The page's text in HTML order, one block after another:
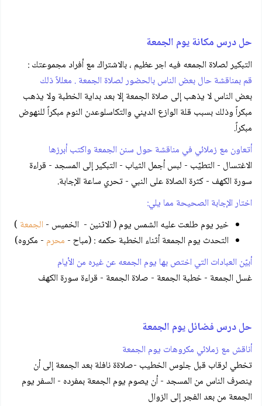
حل درس مكانة يوم الجمعة
التبكير لصلاة الجمعه فيه اجر عظيم ، بالاشتراك مع أفراد مجموعتك :
قم بمناقشة حال بعض الناس بالحضور لصلاة الجمعة . معللاً ذلك
بعض الناس لا يذهب إلى صلاة الجمعة إلا بعد بداية الخطبة ولا يذهب
مبكراً وذلك بسبب قلة الوازع الديني والتكاسلوعدن النوم مبكراً للنهوض
مبكراً.
أتعاون مع زملائي في مناقشة حول سنن الجمعة واكتب أبرزها
الاغتسال - التطيّب - لبس أجمل الثياب - التبكير إلى المسجد - قراءة
سورة الكهف - كثرة الصلاة على النبي - تحري ساعة الإجابة.
اختار الإجابة الصحيحة مما يلي:
خير يوم طلعت عليه الشمس يوم ( الاثنين - الخميس - الجمعة )
التحدث يوم الجمعة أثناء الخطبة حكمه : (مباح - محرم - مكروه)
أبيّن العبادات التي اختص بها يوم الجمعه عن غيره من الأيام
غسل الجمعة - خطبة الجمعة - صلاة الجمعة - قراءة سورة الكهف
حل درس فضائل يوم الجمعة
أناقش مع زملائي مكروهات يوم الجمعة
تخطي لرقاب قبل جلوس الخطيب -صلاةة نافلة بعد الجمعة إلى أن
ينصرف الناس من المسجد - أن يصوم يوم الجمعة بمفرده - السفر يوم
الجمعة من بعد الفجر إلى الزوال